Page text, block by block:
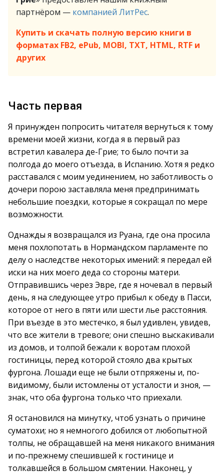
партнёром — компанией ЛитРес.
Купить и скачать полную версию книги в
форматах FB2, ePub, MOBI, TXT, HTML, RTF и
других
Часть первая
Я принужден попросить читателя вернуться к тому
времени моей жизни, когда я в первый раз
встретил кавалера де-Грие; то было почти за
полгода до моего отъезда, в Испанию. Хотя я редко
расставался с моим уединением, но заботливость о
дочери порою заставляла меня предпринимать
небольшие поездки, которые я сокращал по мере
возможности.
Однажды я возвращался из Руана, где она просила
меня похлопотать в Нормандском парламенте по
делу о наследстве некоторых имений: я передал ей
иски на них моего деда со стороны матери.
Отправившись через Эвре, где я ночевал в первый
день, я на следующее утро прибыл к обеду в Пасси,
которое от него в пяти или шести лье расстояния.
При въезде в это местечко, я был удивлен, увидев,
что все жители в тревоге; они спешно выскакивали
из домов, и толпой бежали к воротам плохой
гостиницы, перед которой стояло два крытых
фургона. Лошади еще не были отпряжены и, по-
видимому, были истомлены от усталости и зноя, —
знак, что оба фургона только что приехали.
Я остановился на минутку, чтоб узнать о причине
суматохи; но я немногого добился от любопытной
толпы, не обращавшей на меня никакого внимания
и по-прежнему спешившей к гостинице и
толкавшейся в большом смятении. Наконец, у